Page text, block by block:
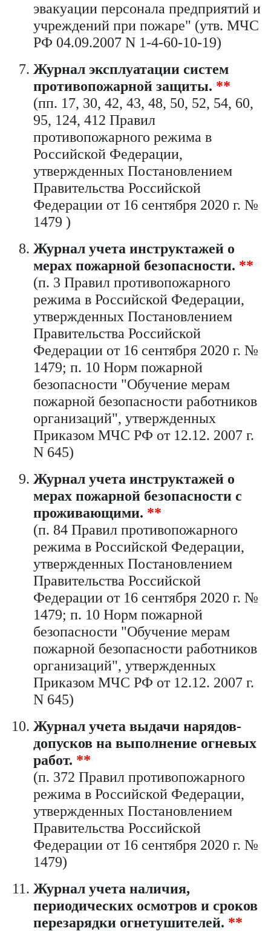
эвакуации персонала предприятий и
учреждений при пожаре" (утв. МЧС
РФ 04.09.2007 N 1-4-60-10-19)
Журнал эксплуатации систем
противопожарной защиты. **
(пп. 17, 30, 42, 43, 48, 50, 52, 54, 60,
95, 124, 412 Правил
противопожарного режима в
Российской Федерации,
утвержденных Постановлением
Правительства Российской
Федерации от 16 сентября 2020 г. №
1479 )
Журнал учета инструктажей о
мерах пожарной безопасности. **
(п. 3 Правил противопожарного
режима в Российской Федерации,
утвержденных Постановлением
Правительства Российской
Федерации от 16 сентября 2020 г. №
1479; п. 10 Норм пожарной
безопасности "Обучение мерам
пожарной безопасности работников
организаций", утвержденных
Приказом МЧС РФ от 12.12. 2007 г.
N 645)
Журнал учета инструктажей о
мерах пожарной безопасности с
проживающими. **
(п. 84 Правил противопожарного
режима в Российской Федерации,
утвержденных Постановлением
Правительства Российской
Федерации от 16 сентября 2020 г. №
1479; п. 10 Норм пожарной
безопасности "Обучение мерам
пожарной безопасности работников
организаций", утвержденных
Приказом МЧС РФ от 12.12. 2007 г.
N 645)
Журнал учета выдачи нарядов-
допусков на выполнение огневых
работ. **
(п. 372 Правил противопожарного
режима в Российской Федерации,
утвержденных Постановлением
Правительства Российской
Федерации от 16 сентября 2020 г. №
1479)
Журнал учета наличия,
периодических осмотров и сроков
перезарядки огнетушителей. **